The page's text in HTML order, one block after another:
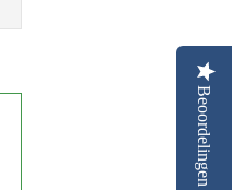
Beoordelingen